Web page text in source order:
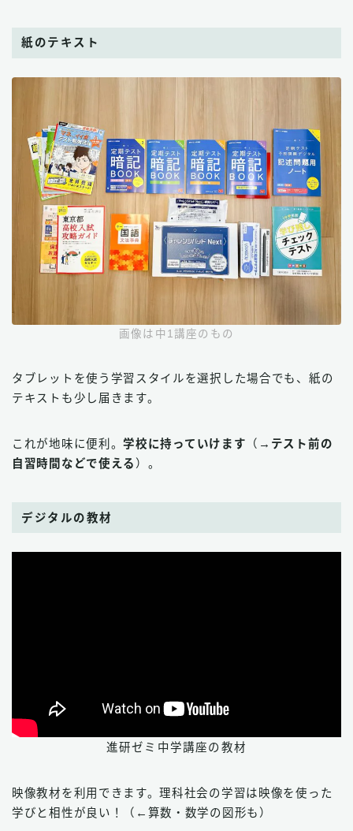
紙のテキスト
画像は中1講座のもの
タブレットを使う学習スタイルを選択した場合でも、紙の
テキストも少し届きます。
これが地味に便利。学校に持っていけます （→ テスト前の
自習時間などで使える ）。
デジタルの教材
進研ゼミ中学講座の教材
映像教材を利用できます。理科社会の学習は映像を使った
学びと相性が良い！（←算数・数学の図形も）